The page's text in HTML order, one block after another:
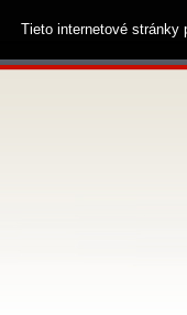
Tieto internetové